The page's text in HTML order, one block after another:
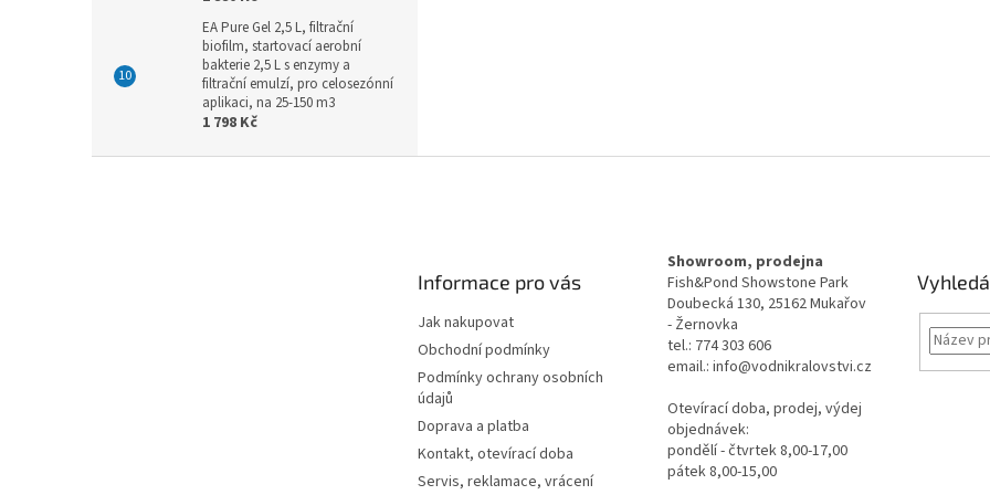
EA Pure Gel 2,5 L, filtrační
biofilm, startovací aerobní
bakterie 2,5 L s enzymy a
filtrační emulzí, pro celosezónní
aplikaci, na 25-150 m3
1 798 Kč
Informace pro vás
Jak nakupovat
Obchodní podmínky
Podmínky ochrany osobních
údajů
Doprava a platba
Kontakt, otevírací doba
Servis, reklamace, vrácení
Showroom, prodejna
Fish&Pond Showstone Park
Doubecká 130, 25162 Mukařov
- Žernovka
tel.: 774 303 606
email.: info@vodnikralovstvi.cz
Otevírací doba, prodej, výdej
objednávek:
pondělí - čtvrtek 8,00-17,00
pátek 8,00-15,00